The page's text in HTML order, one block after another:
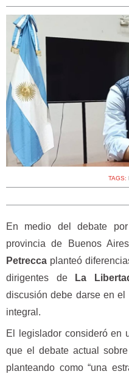
TAGS:
En medio del debate
provincia de Buenos
Petrecca planteó
dirigentes de
La
discusión debe darse en el
integral.
El legislador consideró en
que el debate actual
planteando como “una